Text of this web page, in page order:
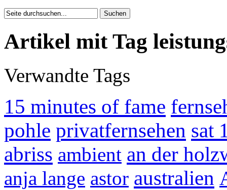
Artikel mit Tag
Verwandte Tags
15 minutes of fame
pohle privatfernsehen sat
abriss ambient an der
anja lange astor australien